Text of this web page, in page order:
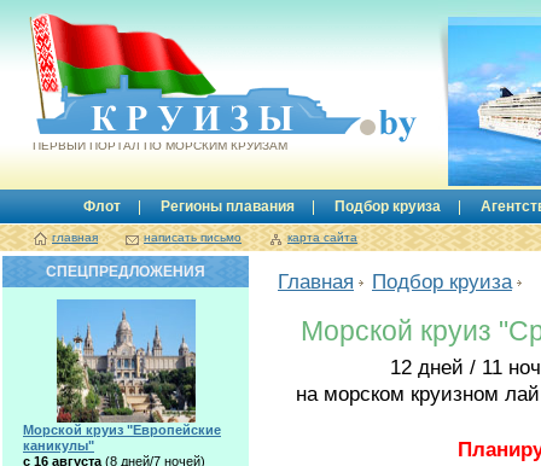
Круизы.by
ПЕРВЫЙ ПОРТАЛ ПО МОРСКИМ КРУИЗАМ
Флот Регионы плавания Подбор круиза
главная написать письмо карта сайта
Главная Подбор круиза
Морской круиз
12 дней / 11
на морском круизном
СПЕЦПРЕДЛОЖЕНИЯ
Морской круиз "Европейские
каникулы"
с 16 августа (8 дней/7 ночей)